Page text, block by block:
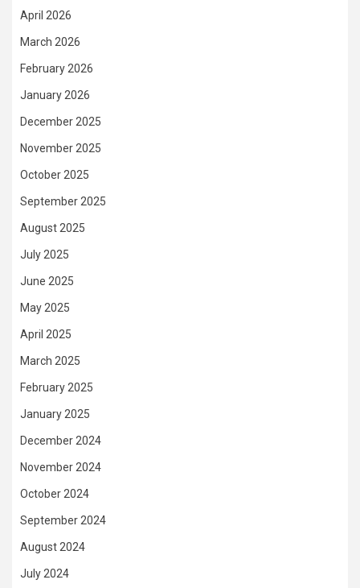
April 2026
March 2026
February 2026
January 2026
December 2025
November 2025
October 2025
September 2025
August 2025
July 2025
June 2025
May 2025
April 2025
March 2025
February 2025
January 2025
December 2024
November 2024
October 2024
September 2024
August 2024
July 2024